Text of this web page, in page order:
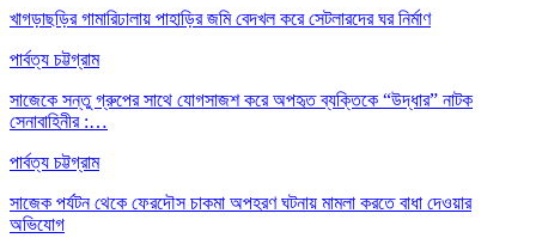
খাগড়াছড়ির গামারিঢালায় পাহাড়ির জমি বেদখল করে সেটলারদের ঘর নির্মাণ
পার্বত্য চট্টগ্রাম
সাজেকে সন্তু গ্রুপের সাথে যোগসাজশ করে অপহৃত ব্যক্তিকে “উদ্ধার” নাটক
সেনাবাহিনীর :…
পার্বত্য চট্টগ্রাম
সাজেক পর্যটন থেকে ফেরদৌস চাকমা অপহরণ ঘটনায় মামলা করতে বাধা দেওয়ার
অভিযোগ